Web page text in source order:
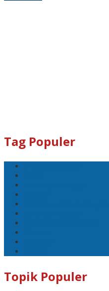
Tag Populer
Topik Populer